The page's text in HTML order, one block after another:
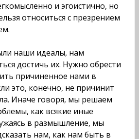
и эго­истично, но
относиться с презрением
наши идеалы, нам
достичь их. Нужно обрести
причинен­ное нами в
это, конечно, не причинит
Иначе говоря, мы решаем
как всякие иные
в размышле­ние, мы
нам, как нам быть в